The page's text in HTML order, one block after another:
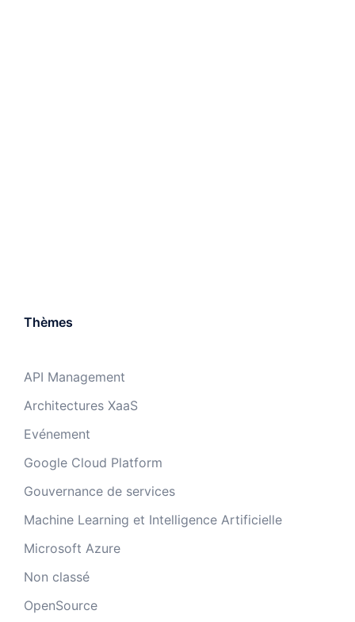
Thèmes
API Management
Architectures XaaS
Evénement
Google Cloud Platform
Gouvernance de services
Machine Learning et Intelligence Artificielle
Microsoft Azure
Non classé
OpenSource